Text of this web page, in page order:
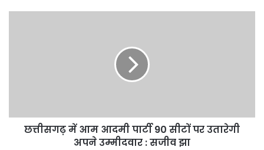
छत्तीसगढ़ में आम आदमी पार्टी 90 सीटों पर उतारेगी
अपने उम्मीदवार : सजीव झा